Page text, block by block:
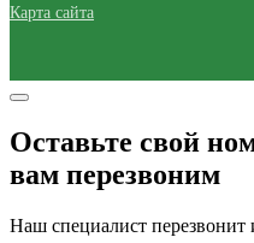
Карта сайта
Оставьте свой
вам перезвоним
Наш специалист перезвонит